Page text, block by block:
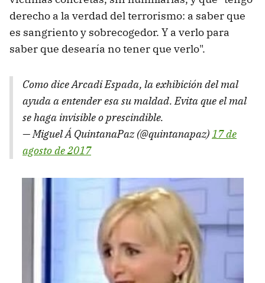
derecho a la verdad del terrorismo: a saber que
es sangriento y sobrecogedor. Y a verlo para
saber que desearía no tener que verlo".
Como dice Arcadi Espada, la exhibición del mal
ayuda a entender esa su maldad. Evita que el mal
se haga invisible o prescindible.
— Miguel Á QuintanaPaz (@quintanapaz)17 de
agosto de 2017